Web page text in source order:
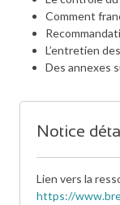
Comment
L’entretien
Des annexes
Notice
Lien vers la
https://